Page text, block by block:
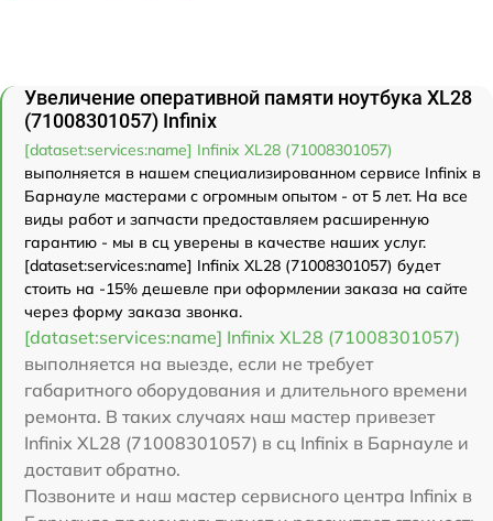
Увеличение оперативной памяти ноутбука XL28
(71008301057) Infinix
[dataset:services:name] Infinix XL28 (71008301057)
выполняется в нашем специализированном сервисе Infinix в
Барнауле мастерами с огромным опытом - от 5 лет. На все
виды работ и запчасти предоставляем расширенную
гарантию - мы в сц уверены в качестве наших услуг.
[dataset:services:name] Infinix XL28 (71008301057) будет
стоить на -15% дешевле при оформлении заказа на сайте
через форму заказа звонка.
[dataset:services:name] Infinix XL28 (71008301057)
выполняется на выезде, если не требует
габаритного оборудования и длительного времени
ремонта. В таких случаях наш мастер привезет
Infinix XL28 (71008301057) в сц Infinix в Барнауле и
доставит обратно.
Позвоните и наш мастер сервисного центра Infinix в